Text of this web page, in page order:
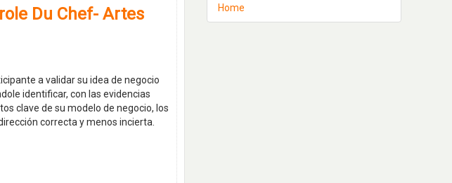
Du Chef- Artes
a validar su idea de negocio
identificar, con las evidencias
clave de su modelo de negocio, los
correcta y menos incierta.
Home